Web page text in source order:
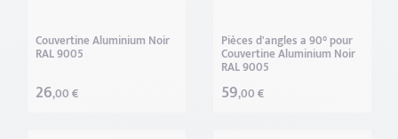
Couvertine Aluminium Noir
RAL 9005
26,00 €
Pièces d'angles a 90° pour
Couvertine Aluminium Noir
RAL 9005
59,00 €